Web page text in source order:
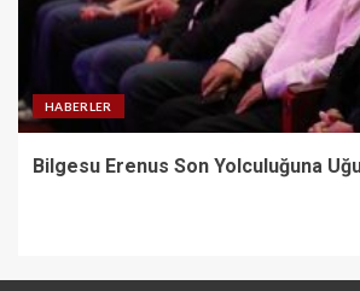
HABERLER
Bilgesu Erenus Son Yolculuğuna